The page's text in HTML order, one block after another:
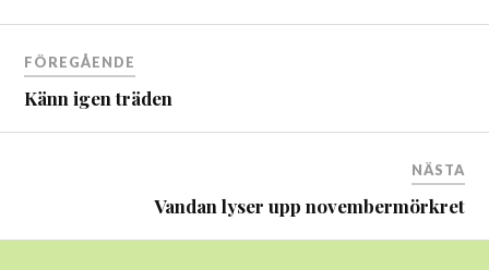
Inläggsnavigering
FÖREGÅENDE
Känn igen träden
NÄSTA
Vandan lyser upp novembermörkret